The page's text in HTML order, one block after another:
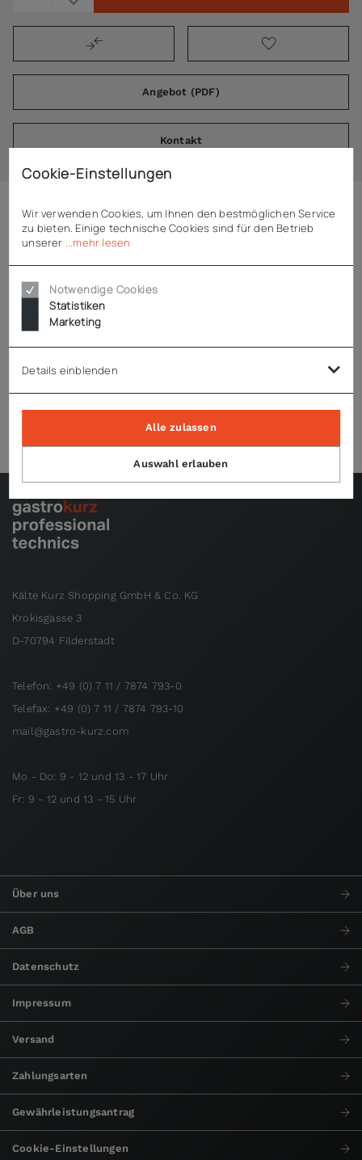
Angebot (PDF)
Kontakt
Beschreibung
Distanzring 15 mm Inox
passend für ADE Fleischwolf FL-E-1200
Kälte Kurz Shopping GmbH & Co. KG
Krokisgasse 3
D-70794 Filderstadt
Telefon: +49 (0) 7 11 / 7874 793-0
Telefax: +49 (0) 7 11 / 7874 793-10
mail@gastro-kurz.com
Mo - Do: 9 - 12 und 13 - 17 Uhr
Fr: 9 - 12 und 13 - 15 Uhr
Über uns
AGB
Datenschutz
Impressum
Versand
Zahlungsarten
Gewährleistungsantrag
Cookie-Einstellungen
Cookie-Einstellungen
Wir verwenden Cookies, um Ihnen den bestmöglichen Service
zu bieten. Einige technische Cookies sind für den Betrieb
unserer
...mehr lesen
Notwendige Cookies
Statistiken
Marketing
Details einblenden
Auswahl erlauben
Alle zulassen